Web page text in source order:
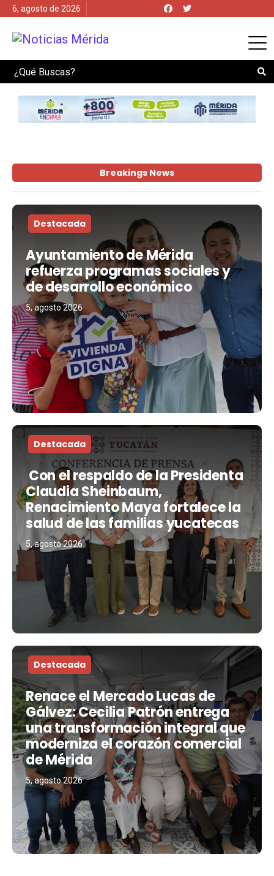
6, agosto de 2026
Search
Breakings News
Destacada
Ayuntamiento de Mérida
refuerza programas sociales y
de desarrollo económico
5, agosto 2026
Destacada
Con el respaldo de la Presidenta
Claudia Sheinbaum,
Renacimiento Maya fortalece la
salud de las familias yucatecas
5, agosto 2026
Destacada
Renace el Mercado Lucas de
Gálvez: Cecilia Patrón entrega
una transformación integral que
moderniza el corazón comercial
de Mérida
5, agosto 2026